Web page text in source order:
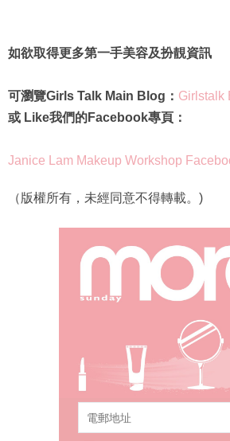
如欲取得更多第一手美容及扮靚資訊
可瀏覽Girls Talk Main Blog： Girlstalk
或 Like我們的Facebook專頁：
Janice Lam Makeup Workshop
（版權所有，未經同意不得轉載。)